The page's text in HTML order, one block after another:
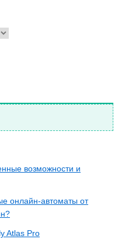
возможности и
онлайн-автоматы от
Atlas Pro